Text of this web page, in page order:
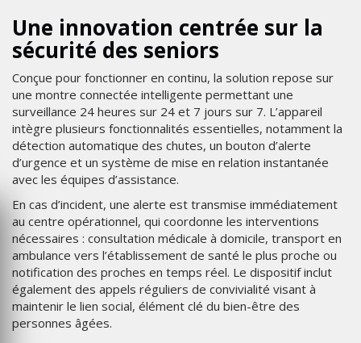
Une innovation centrée sur la
sécurité des seniors
Conçue pour fonctionner en continu, la solution repose sur
une montre connectée intelligente permettant une
surveillance 24 heures sur 24 et 7 jours sur 7. L’appareil
intègre plusieurs fonctionnalités essentielles, notamment la
détection automatique des chutes, un bouton d’alerte
d’urgence et un système de mise en relation instantanée
avec les équipes d’assistance.
En cas d’incident, une alerte est transmise immédiatement
au centre opérationnel, qui coordonne les interventions
nécessaires : consultation médicale à domicile, transport en
ambulance vers l’établissement de santé le plus proche ou
notification des proches en temps réel. Le dispositif inclut
également des appels réguliers de convivialité visant à
maintenir le lien social, élément clé du bien-être des
personnes âgées.